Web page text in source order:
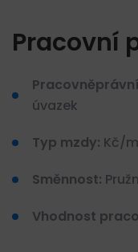
Pracovní
úvazek
Typ mzdy: Kč/
Směnnost:
Vhodnost